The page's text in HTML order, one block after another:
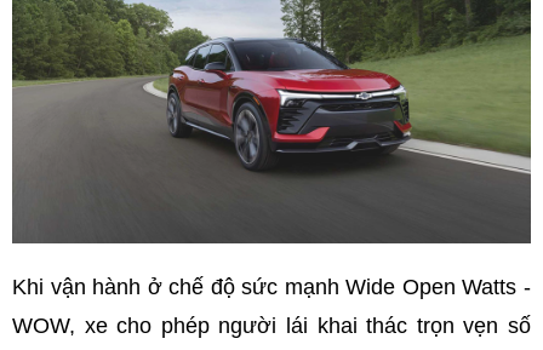
Khi vận hành ở chế độ sức mạnh Wide Open Watts -
WOW, xe cho phép người lái khai thác trọn vẹn số